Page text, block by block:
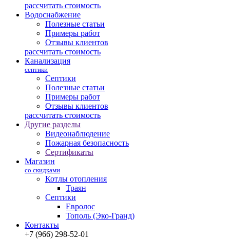
рассчитать стоимость
Водоснабжение
Полезные статьи
Примеры работ
Отзывы клиентов
рассчитать стоимость
Канализация
септики
Септики
Полезные статьи
Примеры работ
Отзывы клиентов
рассчитать стоимость
Другие разделы
Видеонаблюдение
Пожарная безопасность
Сертификаты
Магазин
со скидками
Котлы отопления
Траян
Септики
Евролос
Тополь (Эко-Гранд)
Контакты
+7 (966) 298-52-01